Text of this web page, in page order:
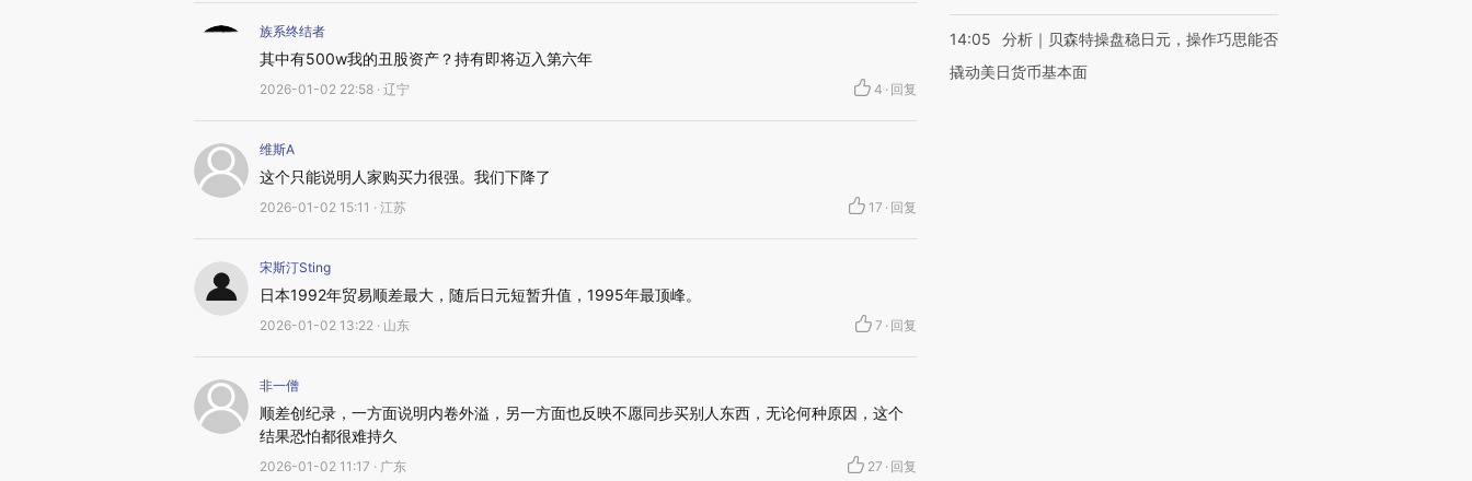
族系终结者
其中有500w我的丑股资产？持有即将迈入第六年
2026-01-02 22:58 · 辽宁 4 · 回复
维斯A
这个只能说明人家购买力很强。我们下降了
2026-01-02 15:11 · 江苏 17 · 回复
宋斯汀Sting
日本1992年贸易顺差最大，随后日元短暂升值，1995年最顶峰。
2026-01-02 13:22 · 山东 7 · 回复
非一僧
顺差创纪录，一方面说明内卷外溢，另一方面也反映不愿同步买别人东西，无论何种原因，这个
结果恐怕都很难持久
2026-01-02 11:17 · 广东 27 · 回复
14:05
分析｜贝森特操盘稳日元，操作巧思能否
撬动美日货币基本面